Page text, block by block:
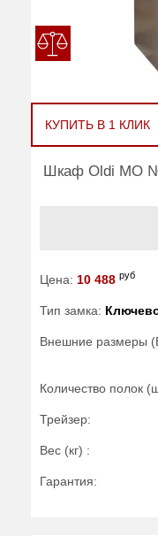
КУПИТЬ В 1 КЛИК
Шкаф Oldi МО
Цена: 10 488 руб
Тип замка:
Внешние размеры
Количество полок
Трейзер:
Вес (кг) :
Гарантия: